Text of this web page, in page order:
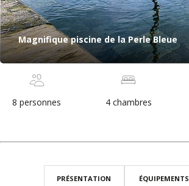
Magnifique piscine de la Perle Bleue
8 personnes 4 chambres
PRÉSENTATION ÉQUIPEMENTS